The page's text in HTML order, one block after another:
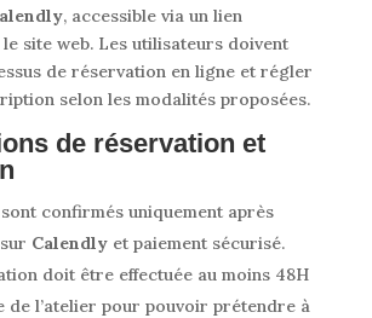
, accessible via un lien
site web. Les utilisateurs doivent
de réservation en ligne et régler
selon les modalités proposées.
de réservation et
confirmés uniquement après
Calendlyet paiement sécurisé.
doit être effectuée au moins 48H
de l’atelier pour pouvoir prétendre à